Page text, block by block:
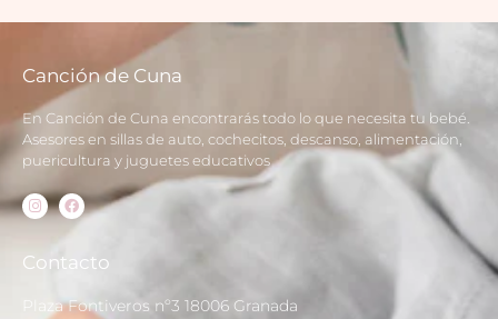
Canción de Cuna
En Canción de Cuna encontrarás todo lo que necesita tu bebé.
Asesores en sillas de auto, cochecitos, descanso, alimentación,
puericultura y juguetes educativos
Contacto
Plaza Fontiveros nº3 18006 Granada